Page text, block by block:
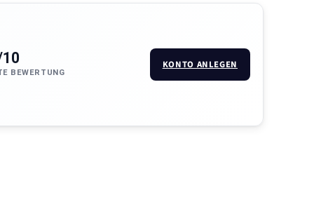
BEWERTUNG
KONTO ANLEGEN